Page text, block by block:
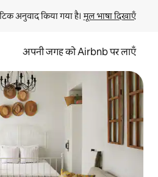
अनुवाद किया गया है। मूल भाषा दिखाएँ
अपनी जगह को Airbnb पर लाएँ